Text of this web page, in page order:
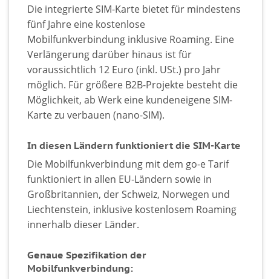
Die integrierte SIM-Karte bietet für mindestens
fünf Jahre eine kostenlose
Mobilfunkverbindung inklusive Roaming. Eine
Verlängerung darüber hinaus ist für
voraussichtlich 12 Euro (inkl. USt.) pro Jahr
möglich. Für größere B2B-Projekte besteht die
Möglichkeit, ab Werk eine kundeneigene SIM-
Karte zu verbauen (nano-SIM).
In diesen Ländern funktioniert die SIM-Karte
Die Mobilfunkverbindung mit dem go-e Tarif
funktioniert in allen EU-Ländern sowie in
Großbritannien, der Schweiz, Norwegen und
Liechtenstein, inklusive kostenlosem Roaming
innerhalb dieser Länder.
Genaue Spezifikation der
Mobilfunkverbindung: